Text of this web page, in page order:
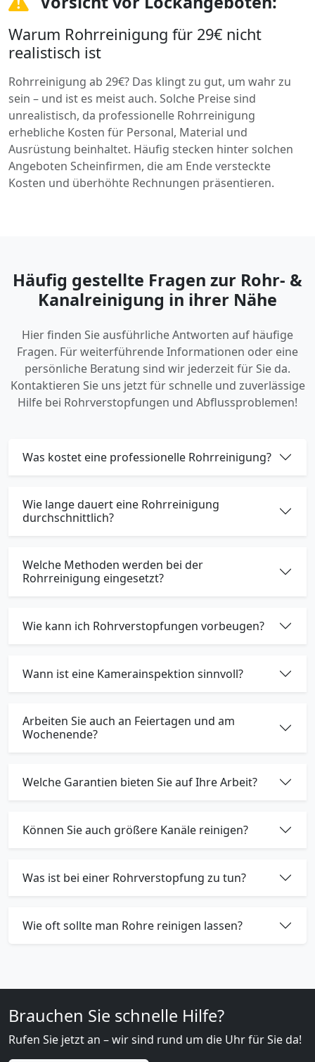
Warum Rohrreinigung für 29€ nicht
realistisch ist
Rohrreinigung ab 29€? Das klingt zu gut, um wahr zu
sein – und ist es meist auch. Solche Preise sind
unrealistisch, da professionelle Rohrreinigung
erhebliche Kosten für Personal, Material und
Ausrüstung beinhaltet. Häufig stecken hinter solchen
Angeboten Scheinfirmen, die am Ende versteckte
Kosten und überhöhte Rechnungen präsentieren.
Häufig gestellte Fragen zur Rohr- &
Kanalreinigung in ihrer Nähe
Hier finden Sie ausführliche Antworten auf häufige
Fragen. Für weiterführende Informationen oder eine
persönliche Beratung sind wir jederzeit für Sie da.
Kontaktieren Sie uns jetzt für schnelle und zuverlässige
Hilfe bei Rohrverstopfungen und Abflussproblemen!
Was kostet eine professionelle Rohrreinigung?
Wie lange dauert eine Rohrreinigung
durchschnittlich?
Welche Methoden werden bei der
Rohrreinigung eingesetzt?
Wie kann ich Rohrverstopfungen vorbeugen?
Wann ist eine Kamerainspektion sinnvoll?
Arbeiten Sie auch an Feiertagen und am
Wochenende?
Welche Garantien bieten Sie auf Ihre Arbeit?
Können Sie auch größere Kanäle reinigen?
Was ist bei einer Rohrverstopfung zu tun?
Wie oft sollte man Rohre reinigen lassen?
Brauchen Sie schnelle Hilfe?
Rufen Sie jetzt an – wir sind rund um die Uhr für Sie da!